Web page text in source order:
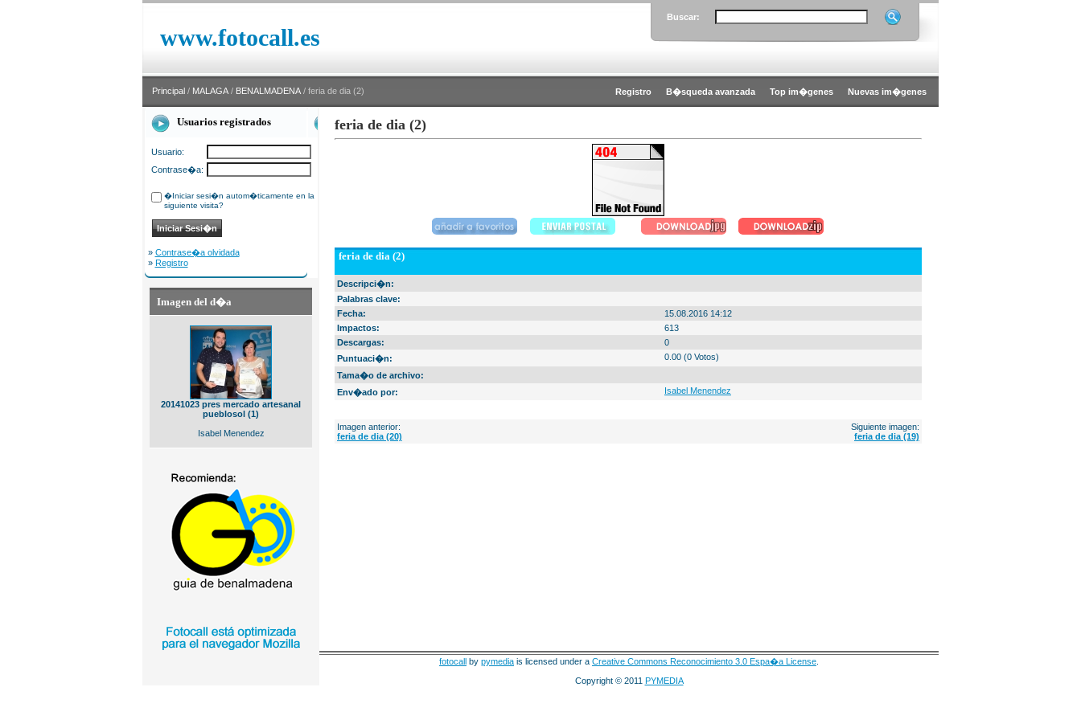
www.fotocall.es
Buscar:
Principal / MALAGA / BENALMADENA / feria de dia (2) Registro B�squeda avanzada Top im�genes Nuevas im�genes
Usuarios registrados
Usuario:
Contrase�a:
�Iniciar sesi�n autom�ticamente en la
siguiente visita?
» Contrase�a olvidada
» Registro
Imagen del d�a
20141023 pres mercado artesanal
pueblosol (1)
Isabel Menendez
feria de dia (2)
feria de dia (2)
Descripci�n:
Palabras clave:
Fecha:
15.08.2016 14:12
Impactos:
613
Descargas:
0
Puntuaci�n:
0.00 (0 Votos)
Tama�o de archivo:
Env�ado por:
Isabel Menendez
Imagen anterior:
feria de dia (20)
Siguiente imagen:
feria de dia (19)
fotocall by pymedia is licensed under a Creative Commons Reconocimiento 3.0 Espa�a License
Copyright © 2011 PYMEDIA